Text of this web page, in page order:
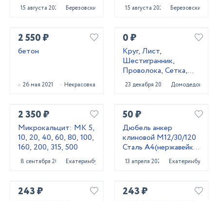
15 августа 2023 Березовский 15 августа 2023 Березовский
2 550 ₽
бетон
26 мая 2021 Некрасовка
0 ₽
Круг, Лист,
Шестигранник,
Проволока, Сетка,
Квадрат 20Х13,
40Х13, 20Х23Н18,
14Х17Н2, 12
23 декабря 2020 Домодедово
2 350 ₽
Микрокальцит: МК 5,
10, 20, 40, 60, 80, 100,
160, 200, 315, 500
8 сентября 2023 Екатеринбург
50 ₽
Дюбель анкер
клиновой М12/30/120
Сталь А4(нержавейка)
Фирма WURTH
13 апреля 2024 Екатеринбург
243 ₽ 243 ₽